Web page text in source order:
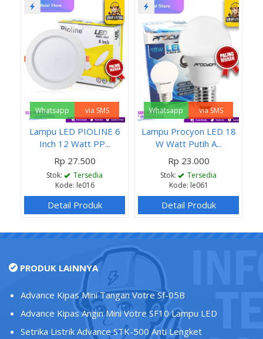
Whatsapp via SMS
Lampu LED PIOLINE 6
Inch 12 Watt PP...
Rp 27.500
Stok:
Tersedia
Kode: le016
Detail Produk
Whatsapp via SMS
Lampu Procyon LED 18
W Watt Putih A...
Rp 23.000
Stok:
Tersedia
Kode: le061
Detail Produk
PRODUK LAINNYA
Advance Kipas Mini Tangan Votre Sf-05B
Advance Kipas Angin Mini Votre SF10 Lampu LED
Setrika Listrik Advance STK-500 Anti Lengket